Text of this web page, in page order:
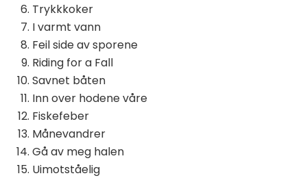
Trykkkoker
I varmt vann
Feil side av sporene
Riding for a Fall
Savnet båten
Inn over hodene våre
Fiskefeber
Månevandrer
Gå av meg halen
Uimotståelig